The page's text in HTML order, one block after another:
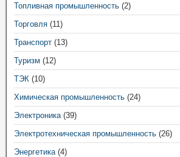
Топливная промышленность (2)
Торговля (11)
Транспорт (13)
Туризм (12)
ТЭК (10)
Химическая промышленность (24)
Электроника(39)
Электротехническая промышленность (26)
Энергетика(4)